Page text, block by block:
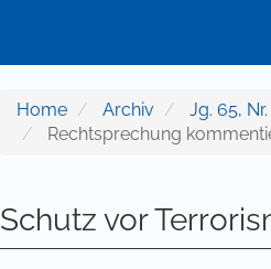
Home Archiv
Jg. 65,
Rechtsprechung
Schutz vor